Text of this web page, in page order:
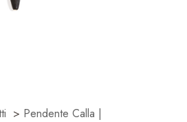
> Pendente Calla |